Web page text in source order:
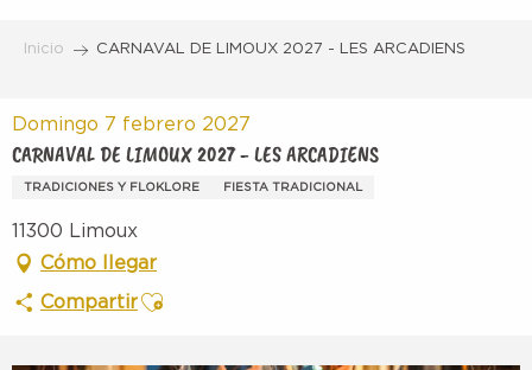
Inicio CARNAVAL DE LIMOUX 2027 - LES ARCADIENS
Domingo 7 febrero 2027
CARNAVAL DE LIMOUX 2027 - LES ARCADIENS
TRADICIONES Y FLOKLORE FIESTA TRADICIONAL
11300 Limoux
Cómo llegar
CompartirAjouter aux favoris